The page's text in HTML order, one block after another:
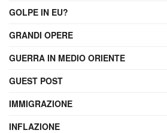
GOLPE IN EU?
GRANDI OPERE
GUERRA IN MEDIO ORIENTE
GUEST POST
IMMIGRAZIONE
INFLAZIONE